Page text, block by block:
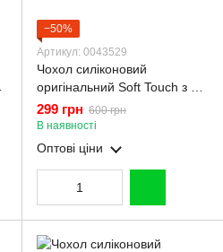
−50%
Артикул: 0043529
Чохол силіконовий
оригінальний Soft Touch з 3D
принтом милий ведмедик
для Samsung Galaxy A52 5G
(SM-A526) рожевий (Повний
захист камери)
299 грн 600 грн
В наявності
Оптові ціни